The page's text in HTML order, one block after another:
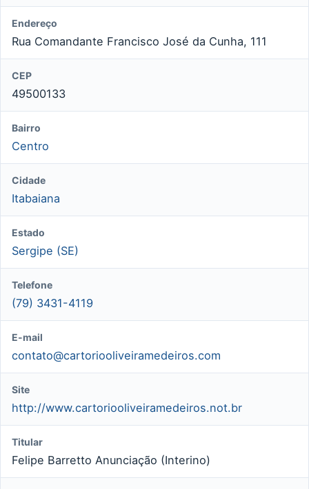
Endereço
Rua Comandante Francisco José da Cunha, 111
CEP
49500133
Bairro
Centro
Cidade
Itabaiana
Estado
Sergipe (SE)
Telefone
(79) 3431-4119
E-mail
contato@cartoriooliveiramedeiros.com
Site
http://www.cartoriooliveiramedeiros.not.br
Titular
Felipe Barretto Anunciação (Interino)